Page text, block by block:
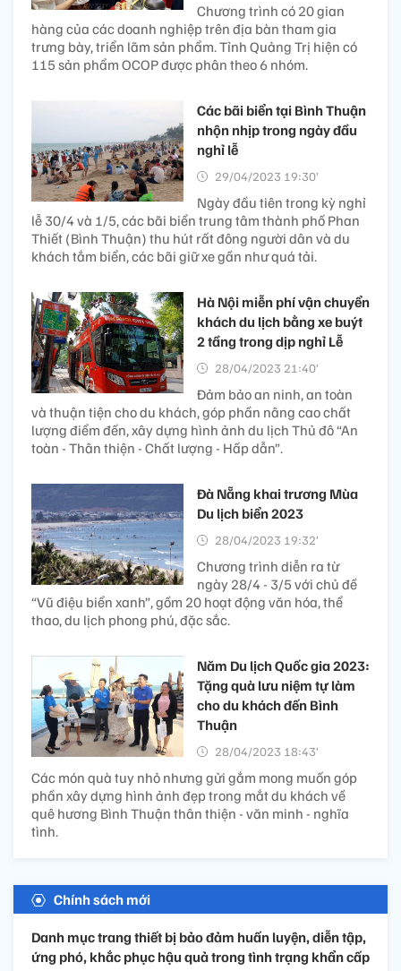
Chương trình có 20 gian
hàng của các doanh nghiệp trên địa bàn tham gia
trưng bày, triển lãm sản phẩm. Tỉnh Quảng Trị hiện có
115 sản phẩm OCOP được phân theo 6 nhóm.
Các bãi biển tại Bình Thuận
nhộn nhịp trong ngày đầu
nghỉ lễ
29/04/2023 19:30’
Ngày đầu tiên trong kỳ nghỉ
lễ 30/4 và 1/5, các bãi biển trung tâm thành phố Phan
Thiết (Bình Thuận) thu hút rất đông người dân và du
khách tắm biển, các bãi giữ xe gần như quá tải.
Hà Nội miễn phí vận chuyển
khách du lịch bằng xe buýt
2 tầng trong dịp nghỉ Lễ
28/04/2023 21:40’
Đảm bảo an ninh, an toàn
và thuận tiện cho du khách, góp phần nâng cao chất
lượng điểm đến, xây dựng hình ảnh du lịch Thủ đô “An
toàn - Thân thiện - Chất lượng - Hấp dẫn”.
Đà Nẵng khai trương Mùa
Du lịch biển 2023
28/04/2023 19:32’
Chương trình diễn ra từ
ngày 28/4 - 3/5 với chủ đề
“Vũ điệu biển xanh”, gồm 20 hoạt động văn hóa, thể
thao, du lịch phong phú, đặc sắc.
Năm Du lịch Quốc gia 2023:
Tặng quà lưu niệm tự làm
cho du khách đến Bình
Thuận
28/04/2023 18:43’
Các món quà tuy nhỏ nhưng gửi gắm mong muốn góp
phần xây dựng hình ảnh đẹp trong mắt du khách về
quê hương Bình Thuận thân thiện - văn minh - nghĩa
tình.
Chính sách mới
Danh mục trang thiết bị bảo đảm huấn luyện, diễn tập,
ứng phó, khắc phục hậu quả trong tình trạng khẩn cấp